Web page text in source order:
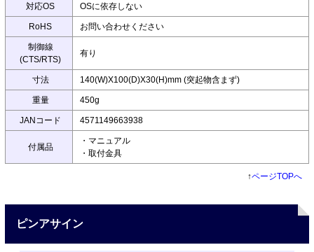
対応OS OSに依存しない
RoHS お問い合わせください
制御線
(CTS/RTS)
有り
寸法 140(W)X100(D)X30(H)mm (突起物含まず)
重量 450g
JANコード 4571149663938
付属品
・マニュアル
・取付金具
↑ページTOPへ
ピンアサイン